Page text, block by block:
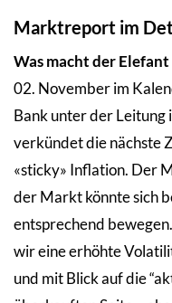
Marktreport im
Was macht der Elefant
02. November im
Bank unter der Leitung
verkündet die nächste
«sticky» Inflation. Der
der Markt könnte sich
entsprechend
wir eine erhöhte
und mit Blick auf die